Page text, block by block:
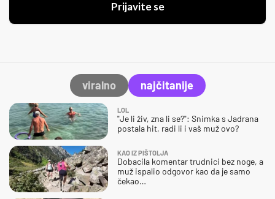
Prijavite se
viralno najčitanije
LOL
"Je li živ, zna li se?": Snimka s Jadrana
postala hit, radi li i vaš muž ovo?
KAO IZ PIŠTOLJA
Dobacila komentar trudnici bez noge, a
muž ispalio odgovor kao da je samo
čekao…